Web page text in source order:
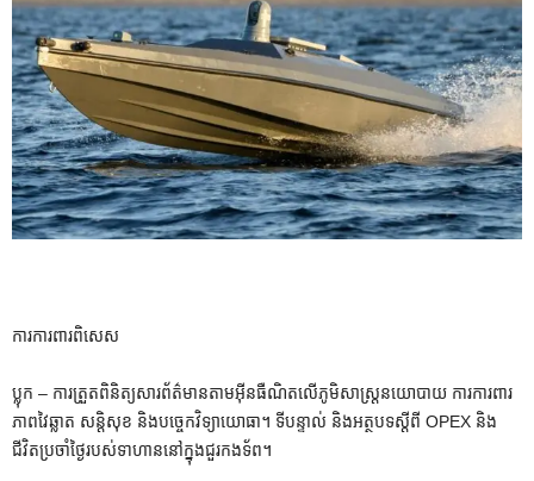
ការការពារពិសេស
ប្លុក – ការត្រួតពិនិត្យសារព័ត៌មានតាមអ៊ីនធឺណិតលើភូមិសាស្ត្រនយោបាយ ការការពារ
ភាពវៃឆ្លាត សន្តិសុខ និងបច្ចេកវិទ្យាយោធា។ ទីបន្ទាល់ និងអត្ថបទស្តីពី OPEX និង
ជីវិតប្រចាំថ្ងៃរបស់ទាហាននៅក្នុងជួរកងទ័ព។